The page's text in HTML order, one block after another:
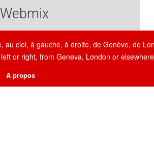
Webmix
ciel, à gauche, à droite, de Genève, de
or right, from Geneva, London or elsewhere
A propos